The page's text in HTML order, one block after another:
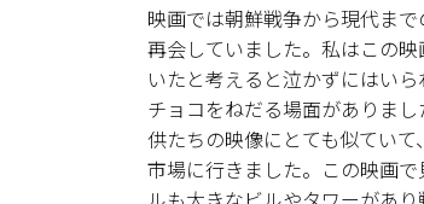
映画では朝鮮戦争から現代ま
再会していました。私はこの
いたと考えると泣かずにはい
チョコをねだる場面がありま
供たちの映像にとても似てい
市場に行きました。この映画